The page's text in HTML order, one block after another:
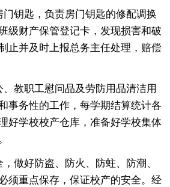
钥匙，负责房门钥匙的修配调换
级财产保管登记卡，发现损害和破
止并及时上报总务主任处理，赔偿
教职工慰问品及劳防用品清洁用
事务性的工作，每学期结算统计各
好学校校产仓库，准备好学校集体
做好防盗、防火、防蛀、防潮、
须重点保存，保证校产的安全。经